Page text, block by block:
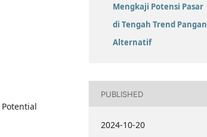
Mengkaji Potensi Pasar
di Tengah Trend Pangan
Alternatif
PUBLISHED
2024-10-20